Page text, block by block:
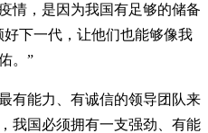
情，是因为我国有足够的储备
下一代，让他们也能够像我
。”
有能力、有诚信的领导团队来
我国必须拥有一支强劲、有能